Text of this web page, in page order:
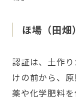
ほ場（田畑
認証は、土作
けの前から、
薬や化学肥料